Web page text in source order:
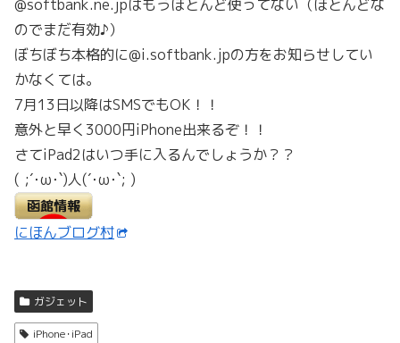
@softbank.ne.jpはもうほとんど使ってない（ほとんどな
のでまだ有効♪）
ぼちぼち本格的に@i.softbank.jpの方をお知らせしてい
かなくては。
7月13日以降はSMSでもOK！！
意外と早く3000円iPhone出来るぞ！！
さてiPad2はいつ手に入るんでしょうか？？
( ;´･ω･`)人(´･ω･`; )
にほんブログ村
ガジェット
iPhone･iPad